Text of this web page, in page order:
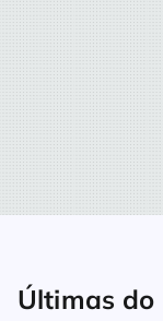
Últimas do